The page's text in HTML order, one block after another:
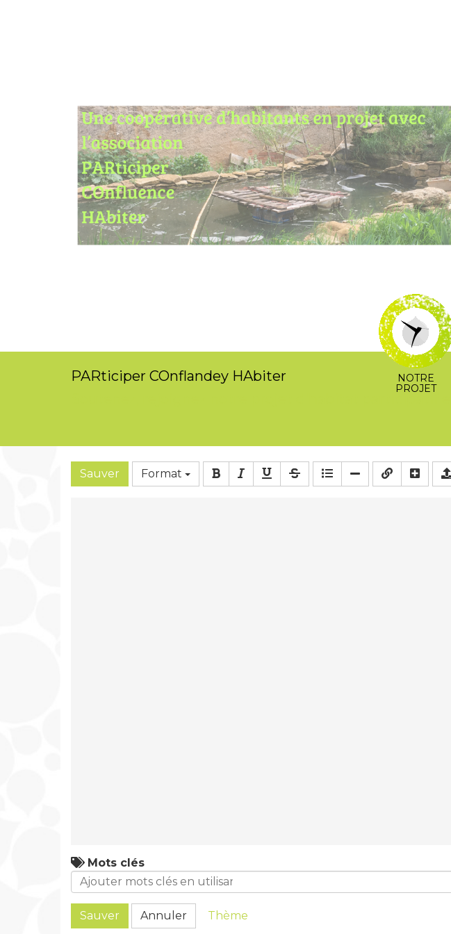
PARticiper COnflandey HAbiter
NOTRE
PROJET
Sauver Format
Mots clés
Sauver Annuler Thème